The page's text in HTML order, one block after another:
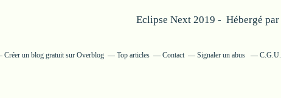
Eclipse Next 2019 - Hébergé par
Créer un blog gratuit sur Overblog Top articles Contact Signaler un abus C.G.U.